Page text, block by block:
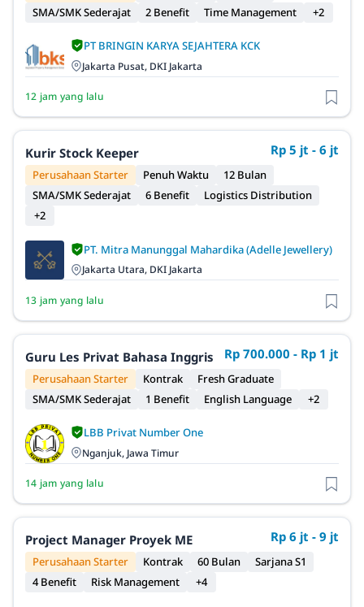
SMA/SMK Sederajat
2 Benefit Time Management +2
PT BRINGIN KARYA SEJAHTERA KCK
Jakarta Pusat, DKI Jakarta
12 jam yang lalu
Kurir Stock Keeper Rp 5 jt - 6 jt
Perusahaan Starter Penuh Waktu
12 Bulan
SMA/SMK Sederajat
6 Benefit
Logistics Distribution
+2
PT. Mitra Manunggal Mahardika (Adelle Jewellery)
Jakarta Utara, DKI Jakarta
13 jam yang lalu
Guru Les Privat Bahasa Inggris Rp 700.000 - Rp 1 jt
Perusahaan Starter Kontrak
Fresh Graduate
SMA/SMK Sederajat
1 Benefit English Language +2
LBB Privat Number One
Nganjuk, Jawa Timur
14 jam yang lalu
Project Manager Proyek ME Rp 6 jt - 9 jt
Perusahaan Starter Kontrak 60 Bulan
Sarjana S1
4 Benefit
Risk Management +4